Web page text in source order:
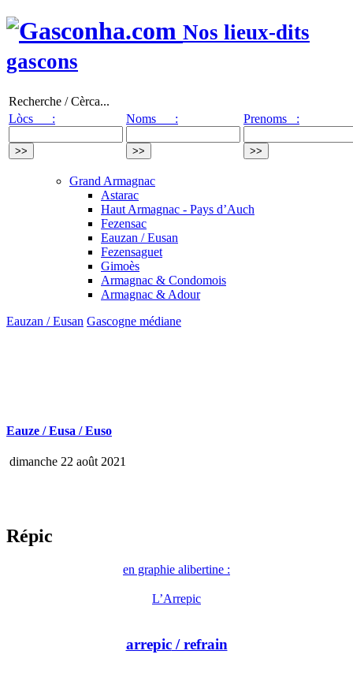
Nos lieux-dits
gascons
Recherche / Cèrca...
Lòcs :
Noms : Prenoms :
Grand Armagnac
Astarac
Haut Armagnac - Pays d’Auch
Fezensac
Eauzan / Eusan
Fezensaguet
Gimoès
Armagnac & Condomois
Armagnac & Adour
Eauzan / Eusan Gascogne médiane
Eauze / Eusa / Euso
dimanche 22 août 2021
Répic
en graphie alibertine :
L’Arrepic
arrepic/ refrain